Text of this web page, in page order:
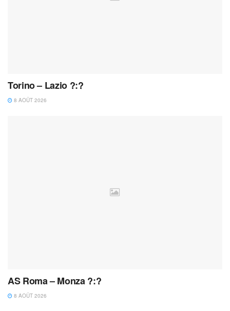
Torino – Lazio ?:?
8 AOÛT 2026
AS Roma – Monza ?:?
8 AOÛT 2026